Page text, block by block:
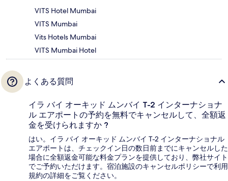
VITS Hotel Mumbai
VITS Mumbai
Vits Hotels Mumbai
VITS Mumbai Hotel
よくある質問
イラ バイ オーキッド ムンバイ T-2 インターナショナ
ル エアポートの予約を無料でキャンセルして、全額返
金を受けられますか ?
はい。イラ バイ オーキッド ムンバイ T-2 インターナショナル
エアポートは、チェックイン日の数日前までにキャンセルした
場合に全額返金可能な料金プランを提供しており、弊社サイト
でご予約いただけます。宿泊施設のキャンセルポリシーで利用
規約の詳細をご覧ください。